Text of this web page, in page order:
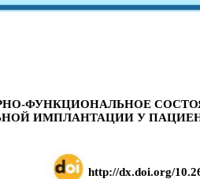
ФУНКЦИОНАЛЬНОЕ
ИМПЛАНТАЦИИ У
http://dx.doi.org/